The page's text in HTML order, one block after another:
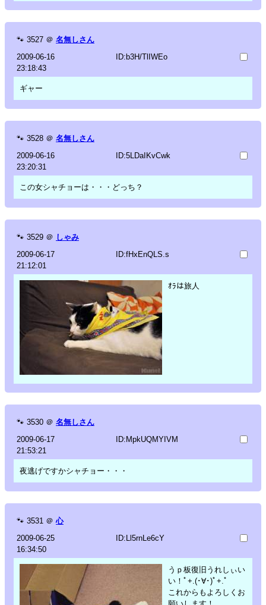
🐾 3527 ＠ 名無しさん
2009-06-16
23:18:43
ID:b3H/TlIWEo
ギャー
🐾 3528 ＠ 名無しさん
2009-06-16
23:20:31
ID:5LDaIKvCwk
この女シャチョーは・・・どっち？
🐾 3529 ＠ しゃみ
2009-06-17
21:12:01
ID:fHxEnQLS.s
ｵﾗは旅人
🐾 3530 ＠ 名無しさん
2009-06-17
21:53:21
ID:MpkUQMYIVM
夜逃げですかシャチョー・・・
🐾 3531 ＠ 心
2009-06-25
16:34:50
ID:Ll5rnLe6cY
うｐ板復旧うれしぃい
い！ﾟ+.(･∀･)ﾟ+.ﾟ
これからもよろしくお